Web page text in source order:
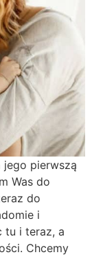
pierwszą
Was do
do
i
tu i teraz, a
Chcemy